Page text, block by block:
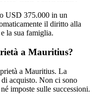
USD 375.000 in un
il diritto alla
la sua famiglia.
a Mauritius?
a Mauritius. La
acquisto. Non ci sono
imposte sulle successioni.